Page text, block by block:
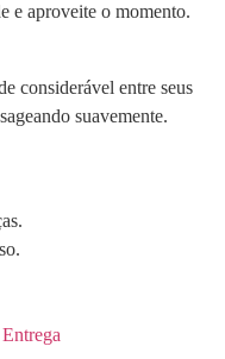
e aproveite o momento.
considerável entre seus
suavemente.